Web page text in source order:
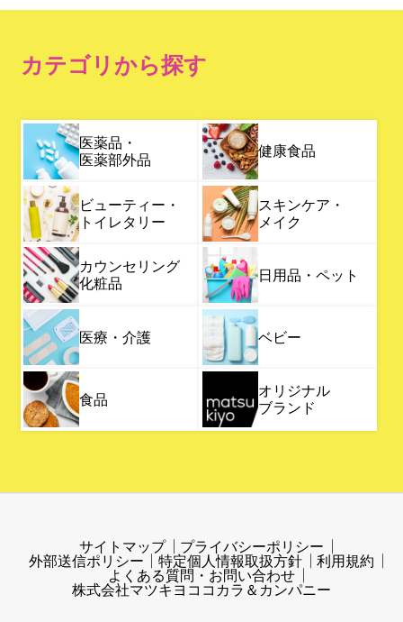
カテゴリから探す
医薬品・
医薬部外品
健康食品
ビューティー・
トイレタリー
スキンケア・
メイク
カウンセリング
化粧品
日用品・ペット
医療・介護 ベビー
食品
オリジナル
ブランド
サイトマップ
プライバシーポリシー
外部送信ポリシー
特定個人情報取扱方針
利用規約
よくある質問・お問い合わせ
株式会社マツキヨココカラ＆カンパニー